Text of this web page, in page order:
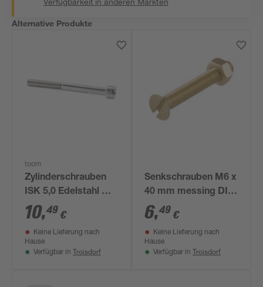
Alternative Produkte
toom
Zylinderschrauben
ISK 5,0 Edelstahl M6
x 60 mm 4 Stück
10,49 €
Keine Lieferung nach
Hause
Verfügbar in Troisdorf
Senkschrauben M6 x
40 mm messing DIN
963 4 Stück
6,49 €
Keine Lieferung nach
Hause
Verfügbar in Troisdorf